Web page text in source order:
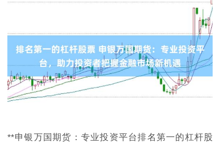
**申银万国期货：专业投资平台排名第一的杠杆股